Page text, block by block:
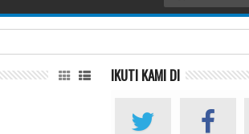
IKUTI KAMI DI